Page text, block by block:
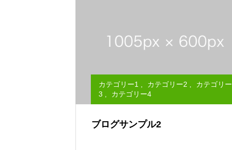
カテゴリー1 , カテゴリー2 ,
カテゴリー
3 , カテゴリー4
ブログサンプル2